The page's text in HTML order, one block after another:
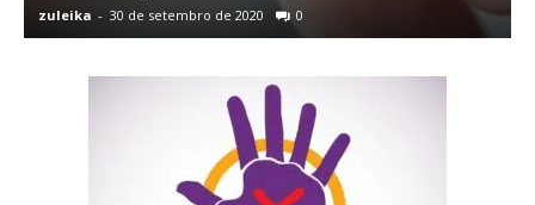
zuleika - 30 de setembro de 2020 0